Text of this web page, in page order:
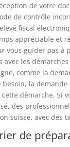
de votre
de contrôle
fiscal
appréciable et
vous guider pas à
avec les
comme la
besoin, la
démarche. Si
des
suisse, avec des
de